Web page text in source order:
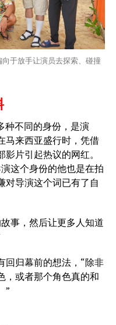
于放手让演员去探索、碰撞
种不同的身份，是演
马来西亚盛行时，凭借
片引起热议的网红。
这个身份的他也是在拍
对导演这个词已有了自
事，然后让更多人知道
回归幕前的想法，“除非
，或者那个角色真的和
”